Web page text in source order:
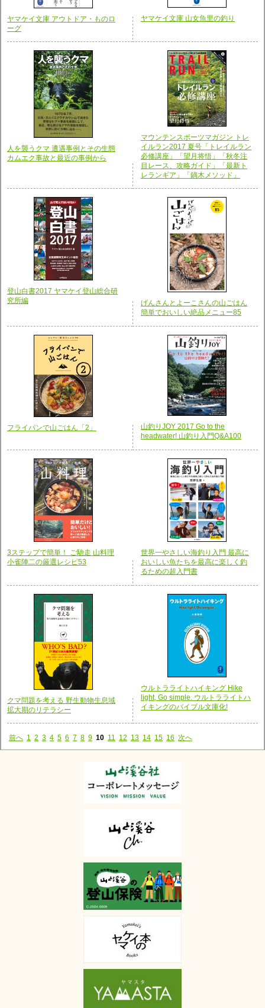
ヤマケイ文庫 アウトドア・ものロ
ーグ
ヤマケイ文庫 山女魚里の釣り
人を襲うクマ 遭遇事例とその生態
カムエク事故と最近の事例から
マウンテンスポーツマガジン トレ
イルラン2017 夏号「トレイルラン
必修講座」「望月将悟」「秋冬注
目レース、攻略ガイド」「最新ト
レランギア」「鏑木メソッド」
登山白書2017 ヤマケイ登山総合研
究所編
げんさんとよーこさんの山ごはん
簡単でおいしい絶品メニュー85
フライパンで山ごはん「2」
山釣りJOY 2017 Go to the
headwater! 山釣り入門Q&A100
3ステップで簡単！ ご馳走 山料理
小雀陣二の厳選レシピ53
世界一やさしい海釣り入門 最高に
おいしい魚たちを最高に楽しく釣
るための超入門書
クマ問題を考える 野生動物生息域
拡大期のリテラシー
ウルトラライトハイキング Hike
light, Go simple. ウルトラライトハ
イキングのバイブル文庫化!
前へ 1 2 3 4 5 6 7 8 9 10 11 12 13 14 15 16 次へ